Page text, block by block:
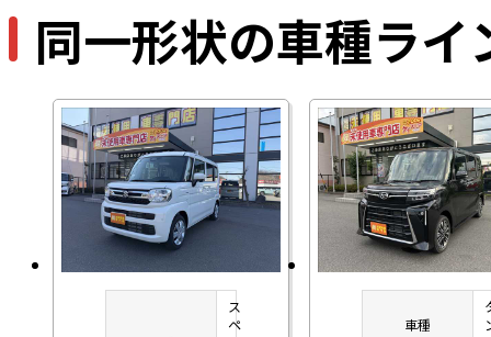
同一形状の車種ライ
ス
ペ
車種